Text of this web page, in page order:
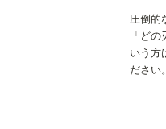
圧倒的
「ど
いう方
ださい。